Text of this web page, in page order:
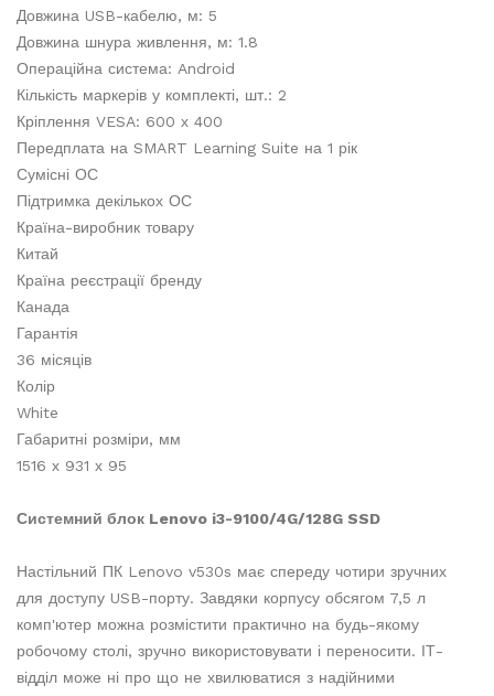
Довжина USB-кабелю, м: 5
Довжина шнура живлення, м: 1.8
Операційна система: Android
Кількість маркерів у комплекті, шт.: 2
Кріплення VESA: 600 х 400
Передплата на SMART Learning Suite на 1 рік
Сумісні ОС
Підтримка декількох ОС
Країна-виробник товару
Китай
Країна реєстрації бренду
Канада
Гарантія
36 місяців
Колір
White
Габаритні розміри, мм
1516 х 931 х 95
Системний блок Lenovo i3-9100/4G/128G SSD
Настільний ПК Lenovo v530s має спереду чотири зручних
для доступу USB-порту. Завдяки корпусу обсягом 7,5 л
комп'ютер можна розмістити практично на будь-якому
робочому столі, зручно використовувати і переносити. ІТ-
відділ може ні про що не хвилюватися з надійними